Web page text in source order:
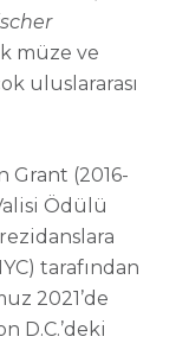
müze ve
uluslararası
Grant (2016-
Ödülü
tarafından
2021’de
D.C.’deki